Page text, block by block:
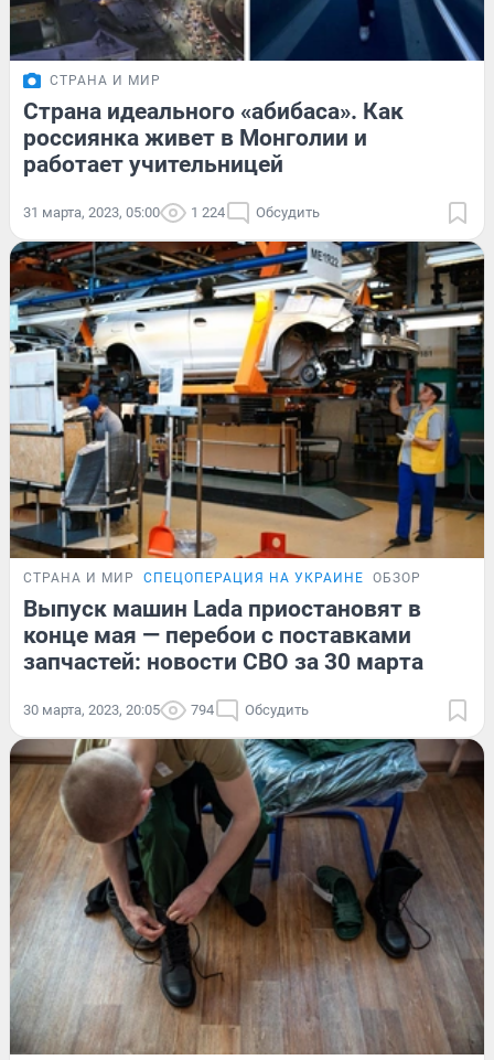
СТРАНА И МИР
Страна идеального «абибаса». Как
россиянка живет в Монголии и
работает учительницей
31 марта, 2023, 05:00 1 224 Обсудить
СТРАНА И МИР СПЕЦОПЕРАЦИЯ НА УКРАИНЕ ОБЗОР
Выпуск машин Lada приостановят в
конце мая — перебои с поставками
запчастей: новости СВО за 30 марта
30 марта, 2023, 20:05 794 Обсудить